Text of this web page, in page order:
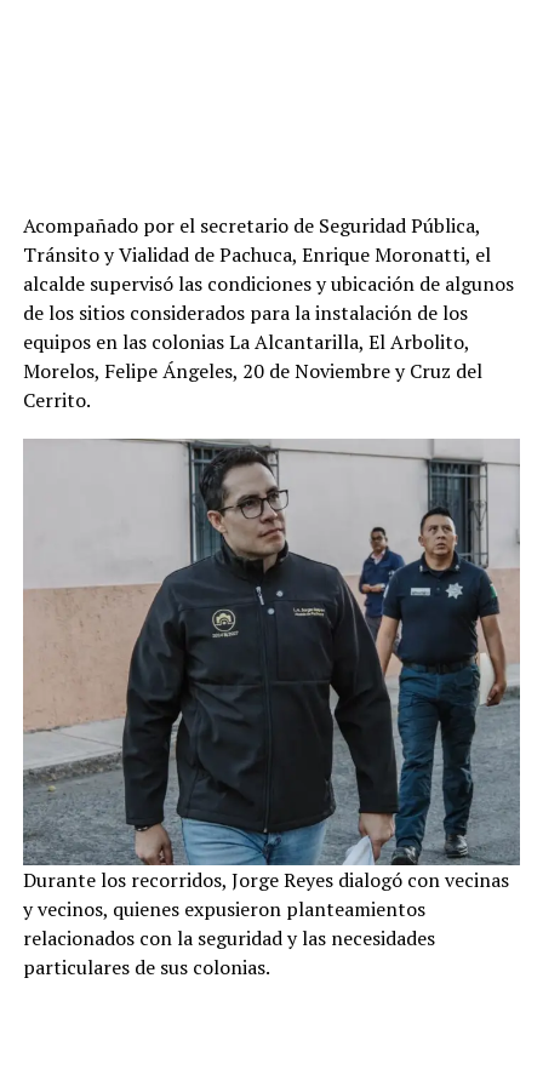
Acompañado por el secretario de Seguridad Pública,
Tránsito y Vialidad de Pachuca, Enrique Moronatti, el
alcalde supervisó las condiciones y ubicación de algunos
de los sitios considerados para la instalación de los
equipos en las colonias La Alcantarilla, El Arbolito,
Morelos, Felipe Ángeles, 20 de Noviembre y Cruz del
Cerrito.
Durante los recorridos, Jorge Reyes dialogó con vecinas
y vecinos, quienes expusieron planteamientos
relacionados con la seguridad y las necesidades
particulares de sus colonias.